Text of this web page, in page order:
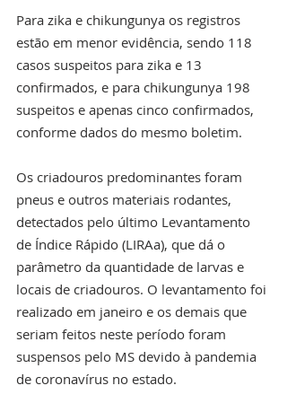
Para zika e chikungunya os registros
estão em menor evidência, sendo 118
casos suspeitos para zika e 13
confirmados, e para chikungunya 198
suspeitos e apenas cinco confirmados,
conforme dados do mesmo boletim.
Os criadouros predominantes foram
pneus e outros materiais rodantes,
detectados pelo último Levantamento
de Índice Rápido (LIRAa), que dá o
parâmetro da quantidade de larvas e
locais de criadouros. O levantamento foi
realizado em janeiro e os demais que
seriam feitos neste período foram
suspensos pelo MS devido à pandemia
de coronavírus no estado.